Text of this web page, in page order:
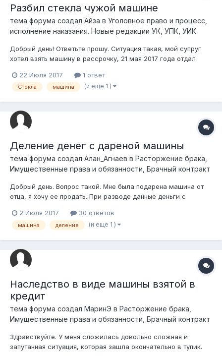
Разбил стекла чужой машине
тема форума создал Айза в Уголовное право и процесс,
исполнение наказания. Новые редакции УК, УПК, УИК
Добрый день! Ответьте прошу. Ситуация такая, мой супруг
хотел взять машину в рассрочку, 21 мая 2017 года отдал
(так как человек который хотел дать машину был знакомым
знакомого) (благо друг мужа записал передачу денег на
22 Июля 2017 1 ответ
Стекла машина (и еще 1 )
Деление денег с дареной машины
тема форума создал Алан_Агнаев в Расторжение брака,
Имущественные права и обязанности, Брачный контракт
Добрый день. Вопрос такой. Мне была подарена машина от
отца, я хочу ее продать. При разводе данные деньги с
или они остаются при мне?
2 Июля 2017 30 ответов
машина деление (и еще 1 )
Наследство в виде машины взятой в
кредит
тема форума создал МаринЭ в Расторжение брака,
Имущественные права и обязанности, Брачный контракт
Здравствуйте. У меня сложилась довольно сложная и
запутанная ситуация, которая зашла окончательно в тупик.